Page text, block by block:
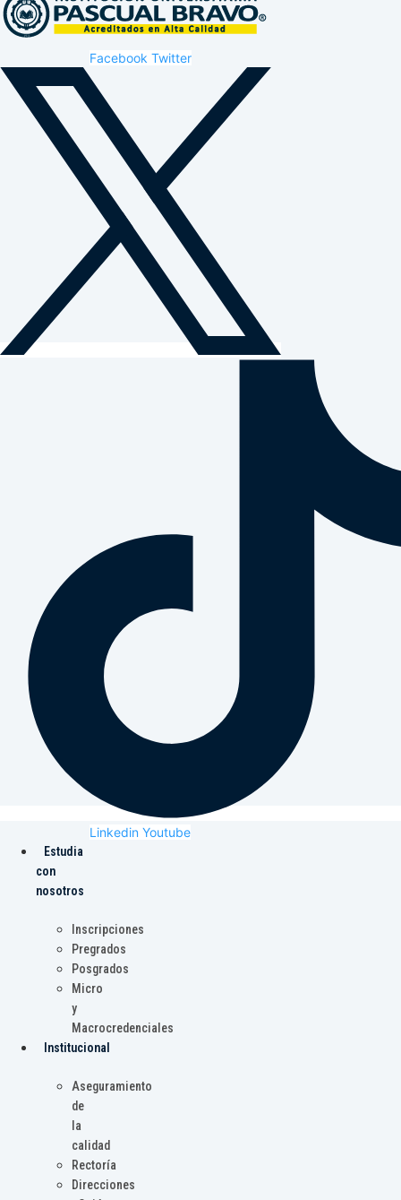
Facebook Twitter
Linkedin Youtube
Estudia
con
nosotros
Inscripciones
Pregrados
Posgrados
Micro
y
Macrocredenciales
Institucional
Aseguramiento
de
la
calidad
Rectoría
Direcciones